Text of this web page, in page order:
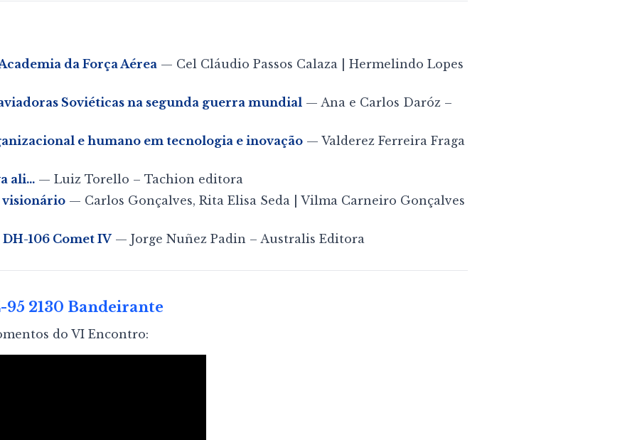
da Força Aérea — Cel Cláudio Passos Calaza | Hermelindo Lopes
Soviéticas na segunda guerra mundial — Ana e Carlos Daróz –
e humano em tecnologia e inovação — Valderez Ferreira Fraga
ali… — Luiz Torello – Tachion editora
visionário — Carlos Gonçalves, Rita Elisa Seda | Vilma Carneiro Gonçalves
DH-106 Comet IV— Jorge Nuñez Padin – Australis Editora
2130 Bandeirante
do VI Encontro: